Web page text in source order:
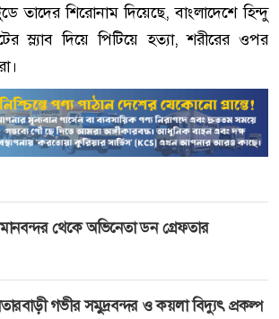
তাদের শিরোনাম দিয়েছে, বাংলাদেশে হিন্দু
স্ল্যাব দিয়ে পিটিয়ে হত্যা, শরীরের ওপর
থেকে অভিনেতা ডন গ্রেফতার
গভীর সমুদ্রবন্দর ও কয়লা বিদ্যুৎ প্রকল্প